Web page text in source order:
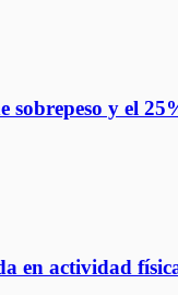
sobrepeso y el
en actividad